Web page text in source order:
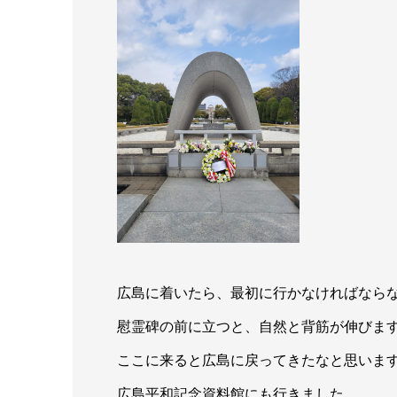
広島に着いたら、最初に行かなければなら
慰霊碑の前に立つと、自然と背筋が伸びます
ここに来ると広島に戻ってきたなと思います
広島平和記念資料館にも行きました。